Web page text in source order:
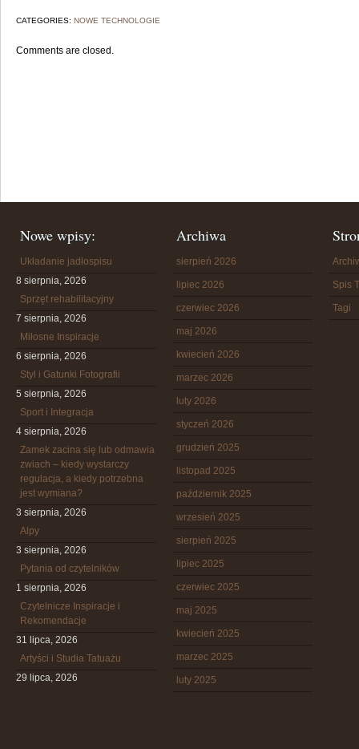
CATEGORIES: NOWE TECHNOLOGIE
Comments are closed.
Nowe wpisy:
Układanie jadłospisu
8 sierpnia, 2026
Sprzęt rehabilitacyjny
7 sierpnia, 2026
Miłosne Inspiracje
6 sierpnia, 2026
Styl i Gatunki Fotografii
5 sierpnia, 2026
Sport i Integracja
4 sierpnia, 2026
Zamek zacina się lub odmawia
zwiach – kiedy wystarczy
regulacja, a kiedy potrzebna
jest wymiana?
3 sierpnia, 2026
Alpy
3 sierpnia, 2026
Pytania od czytelników
1 sierpnia, 2026
Czytelnicze Inspiracje i
Rekomendacje
31 lipca, 2026
Artyści i Studia Tatuażu
29 lipca, 2026
Archiwa
sierpień 2026
lipiec 2026
czerwiec 2026
maj 2026
kwiecień 2026
marzec 2026
luty 2026
styczeń 2026
grudzień 2025
listopad 2025
październik 2025
wrzesień 2025
sierpień 2025
lipiec 2025
czerwiec 2025
maj 2025
kwiecień 2025
marzec 2025
luty 2025
Spis
Tagi